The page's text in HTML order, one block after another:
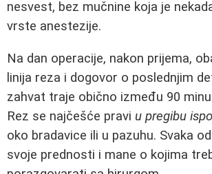
nesvest, bez mučnine koja je
vrste anestezije.
Na dan operacije, nakon prijema,
linija reza i dogovor o poslednjim
zahvat traje obično između 90
Rez se najčešće pravi u pregibu
oko bradavice ili u pazuhu. Svaka
svoje prednosti i mane o kojima